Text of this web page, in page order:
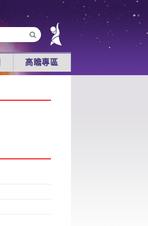
高瞻專區